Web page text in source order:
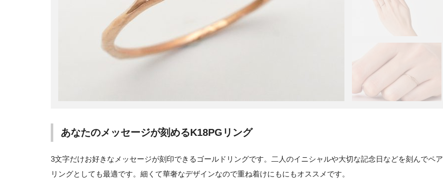
あなたのメッセージが刻めるK18PGリング
3文字だけお好きなメッセージが刻印できるゴールドリングです。二人のイニシャルや大切な記念日などを刻んでペア
リングとしても最適です。細くて華奢なデザインなので重ね着けにもにもオススメです。